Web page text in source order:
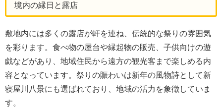
境内の縁日と露店
敷地内には多くの露店が軒を連ね、伝統的な祭りの雰囲気
を彩ります。食べ物の屋台や縁起物の販売、子供向けの遊
戯などがあり、地域住民から遠方の観光客まで楽しめる内
容となっています。祭りの賑わいは新年の風物詩として新
寝屋川八景にも選ばれており、地域の活力を象徴していま
す。